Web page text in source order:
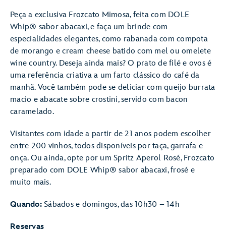
Peça a exclusiva Frozcato Mimosa, feita com DOLE
Whip® sabor abacaxi, e faça um brinde com
especialidades elegantes, como rabanada com compota
de morango e cream cheese batido com mel ou omelete
wine country. Deseja ainda mais? O prato de filé e ovos é
uma referência criativa a um farto clássico do café da
manhã. Você também pode se deliciar com queijo burrata
macio e abacate sobre crostini, servido com bacon
caramelado.
Visitantes com idade a partir de 21 anos podem escolher
entre 200 vinhos, todos disponíveis por taça, garrafa e
onça. Ou ainda, opte por um Spritz Aperol Rosé, Frozcato
preparado com DOLE Whip® sabor abacaxi, frosé e
muito mais.
Quando:Sábados e domingos, das 10h30 – 14h
Reservas